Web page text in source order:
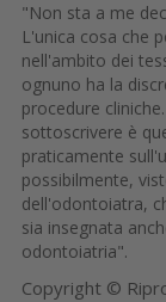
"Non sta a me
L'unica cosa che
nell'ambito dei
ognuno ha la
procedure
sottoscrivere è
praticamente
possibilmente,
dell'odontoiatra,
sia insegnata
odontoiatria".
Copyright ©